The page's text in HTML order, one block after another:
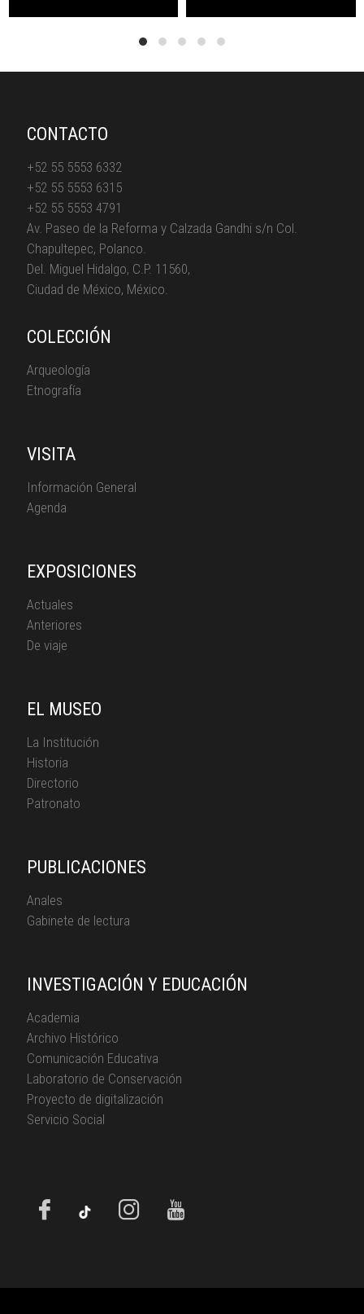
CONTACTO
+52 55 5553 6332
+52 55 5553 6315
+52 55 5553 4791
Av. Paseo de la Reforma y Calzada Gandhi s/n Col.
Chapultepec, Polanco.
Del. Miguel Hidalgo, C.P. 11560,
Ciudad de México, México.
COLECCIÓN
Arqueología
Etnografía
VISITA
Información General
Agenda
EXPOSICIONES
Actuales
Anteriores
De viaje
EL MUSEO
La Institución
Historia
Directorio
Patronato
PUBLICACIONES
Anales
Gabinete de lectura
INVESTIGACIÓN Y EDUCACIÓN
Academia
Archivo Histórico
Comunicación Educativa
Laboratorio de Conservación
Proyecto de digitalización
Servicio Social